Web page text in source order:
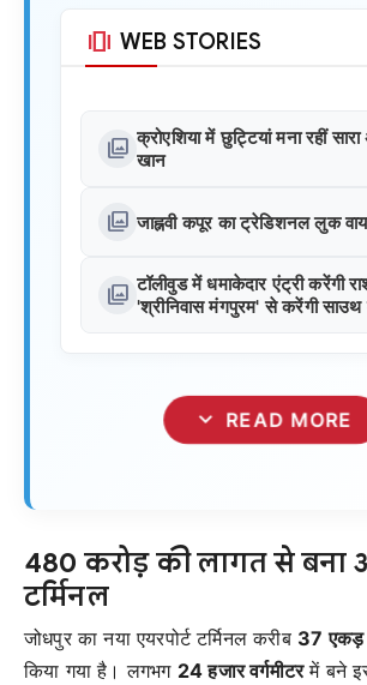
amp_stories WEB STORIES
photo_library क्रोएशिया में छुट्टियां मना रहीं
खान
photo_library जाह्नवी कपूर का ट्रेडिशनल लुक
photo_library टॉलीवुड में धमाकेदार एंट्री करेंगी
'श्रीनिवास मंगपुरम' से करेंगी साउथ
expand_more READ MORE
480 करोड़ की लागत से
टर्मिनल
जोधपुर का नया एयरपोर्ट टर्मिनल करीब 37 एकड़
किया गया है। लगभग 24 हजार वर्गमीटरमें बने